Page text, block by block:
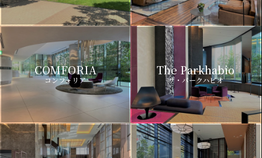
COMFORIA
コンフォリア
The Parkhabio
ザ・パークハビオ